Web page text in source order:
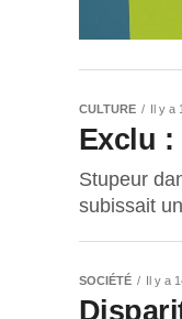
CULTURE Il y a
Exclu :
Stupeur
subissait
SOCIÉTÉ Il y a